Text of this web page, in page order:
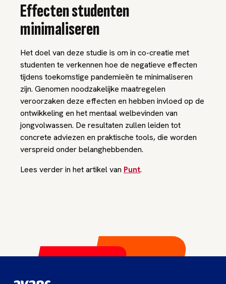
Effecten studenten
minimaliseren
Het doel van deze studie is om in co-creatie met
studenten te verkennen hoe de negatieve effecten
tijdens toekomstige pandemieën te minimaliseren
zijn. Genomen noodzakelijke maatregelen
veroorzaken deze effecten en hebben invloed op de
ontwikkeling en het mentaal welbevinden van
jongvolwassen. De resultaten zullen leiden tot
concrete adviezen en praktische tools, die worden
verspreid onder belanghebbenden.
Lees verder in het artikel van Punt.